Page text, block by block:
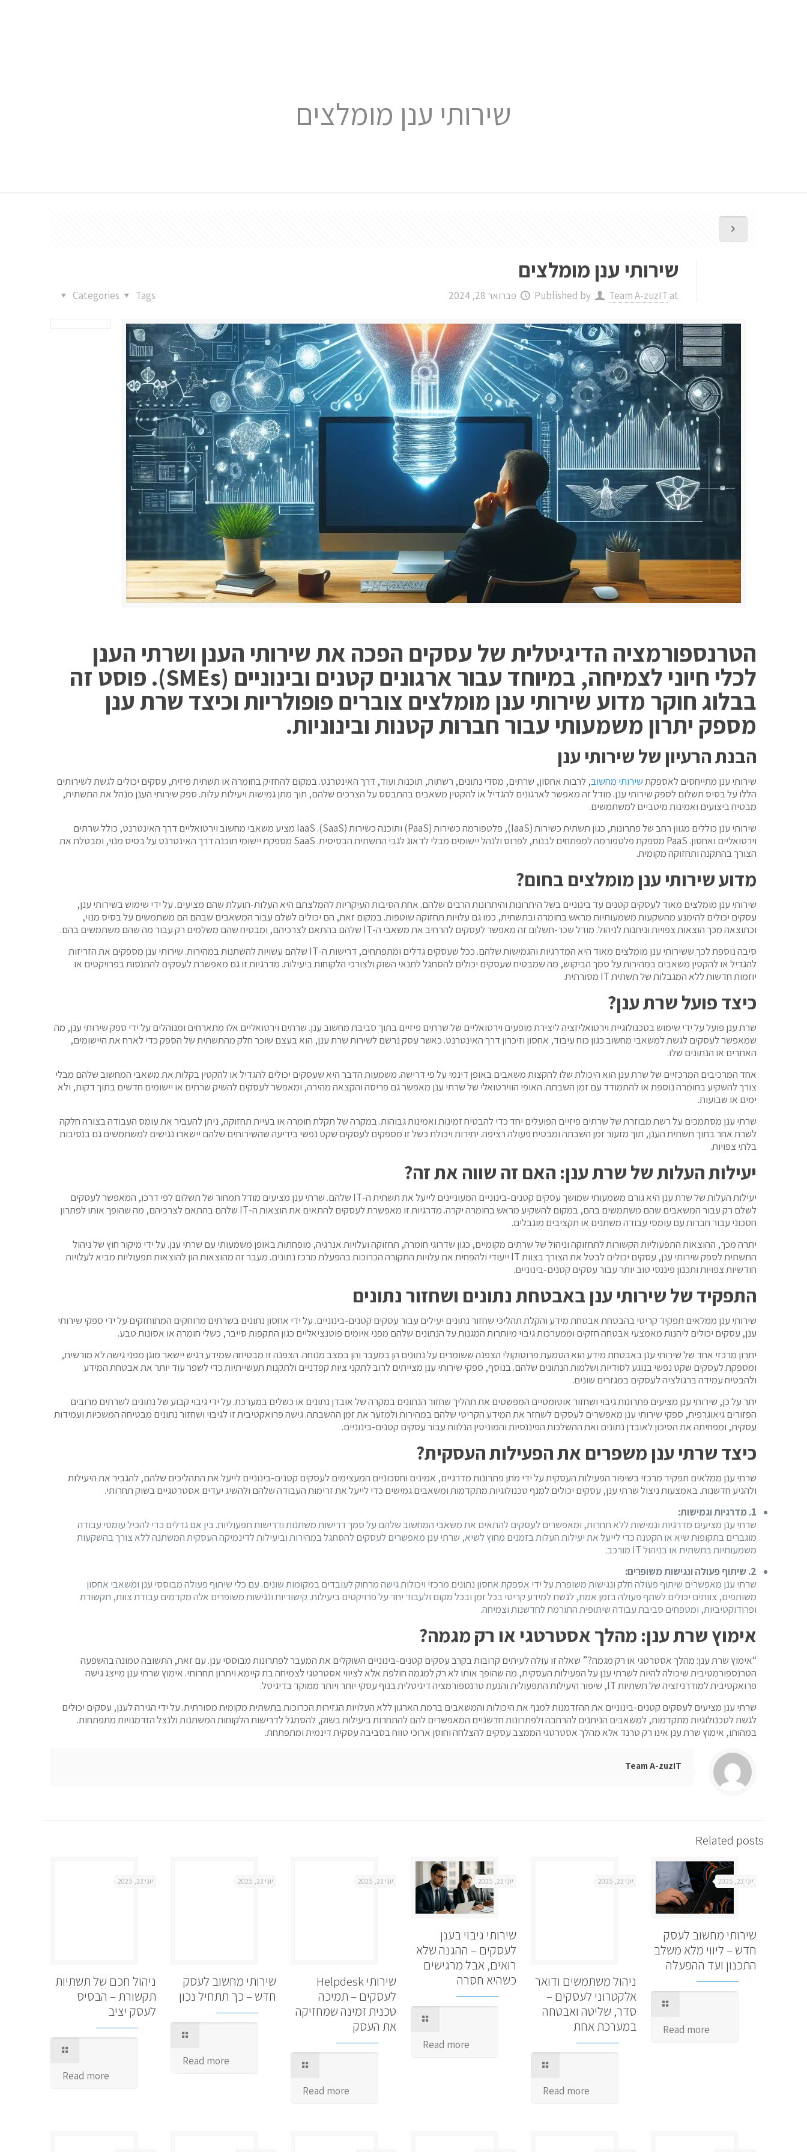
שירותי ענן מומלצים
שירותי ענן מומלצים
Published by Team A-zuzIT at פברואר 28, 2024 Categories Tags
הטרנספורמציה הדיגיטלית של עסקים הפכה את שירותי הענן ושרתי הענן
לכלי חיוני לצמיחה, במיוחד עבור ארגונים קטנים ובינוניים (SMEs). פוסט זה
בבלוג חוקר מדוע שירותי ענן מומלצים צוברים פופולריות וכיצד שרת ענן
מספק יתרון משמעותי עבור חברות קטנות ובינוניות.
הבנת הרעיון של שירותי ענן
שירותי ענן מתייחסים לאספקתשירותי מחשוב, לרבות אחסון, שרתים, מסדי נתונים, רשתות, תוכנות ועוד, דרך האינטרנט. במקום להחזיק בחומרה או תשתית פיזית, עסקים יכולים לגשת לשירותים
הללו על בסיס תשלום לספק שירותי ענן. מודל זה מאפשר לארגונים להגדיל או להקטין משאבים בהתבסס על הצרכים שלהם, תוך מתן גמישות ויעילות עלות. ספק שירותי הענן מנהל את התשתית,
מבטיח ביצועים ואמינות מיטביים למשתמשים.
שירותי ענן כוללים מגוון רחב של פתרונות, כגון תשתית כשירות (IaaS), פלטפורמה כשירות (PaaS) ותוכנה כשירות (SaaS). IaaS מציע משאבי מחשוב וירטואליים דרך האינטרנט, כולל שרתים
וירטואליים ואחסון. PaaS מספקת פלטפורמה למפתחים לבנות, לפרוס ולנהל יישומים מבלי לדאוג לגבי התשתית הבסיסית. SaaS מספקת יישומי תוכנה דרך האינטרנט על בסיס מנוי, ומבטלת את
הצורך בהתקנה ותחזוקה מקומית.
מדוע שירותי ענן מומלצים בחום?
שירותי ענן מומלצים מאוד לעסקים קטנים עד בינוניים בשל היתרונות והיתרונות הרבים שלהם. אחת הסיבות העיקריות להמלצתם היא העלות-תועלת שהם מציעים. על ידי שימוש בשירותי ענן,
עסקים יכולים להימנע מהשקעות משמעותיות מראש בחומרה ובתשתית, כמו גם עלויות תחזוקה שוטפות. במקום זאת, הם יכולים לשלם עבור המשאבים שבהם הם משתמשים על בסיס מנוי,
וכתוצאה מכך הוצאות צפויות וניתנות לניהול. מודל שכר-תשלום זה מאפשר לעסקים להרחיב את משאבי ה-IT שלהם בהתאם לצרכיהם, ומבטיח שהם משלמים רק עבור מה שהם משתמשים בהם.
סיבה נוספת לכך ששירותי ענן מומלצים מאוד היא המדרגיות והגמישות שלהם. ככל שעסקים גדלים ומתפתחים, דרישות ה-IT שלהם עשויות להשתנות במהירות. שירותי ענן מספקים את הזריזות
להגדיל או להקטין משאבים במהירות על סמך הביקוש, מה שמבטיח שעסקים יכולים להסתגל לתנאי השוק ולצורכי הלקוחות ביעילות. מדרגיות זו גם מאפשרת לעסקים להתנסות בפרויקטים או
יוזמות חדשות ללא המגבלות של תשתית IT מסורתית.
כיצד פועל שרת ענן?
שרת ענן פועל על ידי שימוש בטכנולוגיית וירטואליזציה ליצירת מופעים וירטואליים של שרתים פיזיים בתוך סביבת מחשוב ענן. שרתים וירטואליים אלו מתארחים ומנוהלים על ידי ספק שירותי ענן, מה
שמאפשר לעסקים לגשת למשאבי מחשוב כגון כוח עיבוד, אחסון וזיכרון דרך האינטרנט. כאשר עסק נרשם לשירות שרת ענן, הוא בעצם שוכר חלק מהתשתית של הספק כדי לארח את היישומים,
האתרים או הנתונים שלו.
אחד המרכיבים המרכזיים של שרת ענן הוא היכולת שלו להקצות משאבים באופן דינמי על פי דרישה. משמעות הדבר היא שעסקים יכולים להגדיל או להקטין בקלות את משאבי המחשוב שלהם מבלי
צורך להשקיע בחומרה נוספת או להתמודד עם זמן השבתה. האופי הווירטואלי של שרתי ענן מאפשר גם פריסה והקצאה מהירה, ומאפשר לעסקים להשיק שרתים או יישומים חדשים בתוך דקות, ולא
ימים או שבועות.
שרתי ענן מסתמכים על רשת מבוזרת של שרתים פיזיים הפועלים יחד כדי להבטיח זמינות ואמינות גבוהות. במקרה של תקלת חומרה או בעיית תחזוקה, ניתן להעביר את עומס העבודה בצורה חלקה
לשרת אחר בתוך תשתית הענן, תוך מזעור זמן השבתה ומבטיח פעולה רציפה. יתירות ויכולת כשל זו מספקים לעסקים שקט נפשי בידיעה שהשירותים שלהם יישארו נגישים למשתמשים גם בנסיבות
בלתי צפויות.
יעילות העלות של שרת ענן: האם זה שווה את זה?
יעילות העלות של שרת ענן היא גורם משמעותי שמושך עסקים קטנים-בינוניים המעוניינים לייעל את תשתית ה-IT שלהם. שרתי ענן מציעים מודל תמחור של תשלום לפי דרכו, המאפשר לעסקים
לשלם רק עבור המשאבים שהם משתמשים בהם, במקום להשקיע מראש בחומרה יקרה. מדרגיות זו מאפשרת לעסקים להתאים את הוצאות ה-IT שלהם בהתאם לצרכיהם, מה שהופך אותו לפתרון
חסכוני עבור חברות עם עומסי עבודה משתנים או תקציבים מוגבלים.
יתרה מכך, ההוצאות התפעוליות הקשורות לתחזוקה וניהול של שרתים מקומיים, כגון שדרוגי חומרה, תחזוקה ועלויות אנרגיה, מופחתות באופן משמעותי עם שרתי ענן. על ידי מיקור חוץ של ניהול
התשתית לספק שירותי ענן, עסקים יכולים לבטל את הצורך בצוות IT ייעודי ולהפחית את עלויות התקורה הכרוכות בהפעלת מרכז נתונים. מעבר זה מהוצאות הון להוצאות תפעוליות מביא לעלויות
חודשיות צפויות ותכנון פיננסי טוב יותר עבור עסקים קטנים-בינוניים.
התפקיד של שירותי ענן באבטחת נתונים ושחזור נתונים
שירותי ענן ממלאים תפקיד קריטי בהבטחת אבטחת מידע והקלת תהליכי שחזור נתונים יעילים עבור עסקים קטנים-בינוניים. על ידי אחסון נתונים בשרתים מרוחקים המתוחזקים על ידי ספקי שירותי
ענן, עסקים יכולים ליהנות מאמצעי אבטחה חזקים וממערכות גיבוי מיותרות המגנות על הנתונים שלהם מפני איומים פוטנציאליים כגון התקפות סייבר, כשלי חומרה או אסונות טבע.
יתרון מרכזי אחד של שירותי ענן באבטחת מידע הוא הטמעת פרוטוקולי הצפנה ששומרים על נתונים הן במעבר והן במצב מנוחה. הצפנה זו מבטיחה שמידע רגיש יישאר מוגן מפני גישה לא מורשית,
ומספקת לעסקים שקט נפשי בנוגע לסודיות ושלמות הנתונים שלהם. בנוסף, ספקי שירותי ענן מצייתים לרוב לתקני ציות קפדניים ולתקנות תעשייתיות כדי לשפר עוד יותר את אבטחת המידע
ולהבטיח עמידה ברגולציה לעסקים במגזרים שונים.
יתר על כן, שירותי ענן מציעים פתרונות גיבוי ושחזור אוטומטיים המפשטים את תהליך שחזור הנתונים במקרה של אובדן נתונים או כשלים במערכת. על ידי גיבוי קבוע של נתונים לשרתים מרובים
הפזורים גיאוגרפית, ספקי שירותי ענן מאפשרים לעסקים לשחזר את המידע הקריטי שלהם במהירות ולמזער את זמן ההשבתה. גישה פרואקטיבית זו לגיבוי ושחזור נתונים מבטיחה המשכיות ועמידות
עסקית, ומפחיתה את הסיכון לאובדן נתונים ואת ההשלכות הפיננסיות והמוניטין הנלוות עבור עסקים קטנים-בינוניים.
כיצד שרתי ענן משפרים את הפעילות העסקית?
שרתי ענן ממלאים תפקיד מרכזי בשיפור הפעילות העסקית על ידי מתן פתרונות מדרגיים, אמינים וחסכוניים המעצימים לעסקים קטנים-בינוניים לייעל את התהליכים שלהם, להגביר את היעילות
ולהניע חדשנות. באמצעות ניצול שרתי ענן, עסקים יכולים למנף טכנולוגיות מתקדמות ומשאבים גמישים כדי לייעל את זרימות העבודה שלהם ולהשיג יעדים אסטרטגיים בשוק תחרותי.
1. מדרגיותוגמישות:
שרתי ענן מציעים מדרגיות וגמישות ללא תחרות, ומאפשרים לעסקים להתאים את משאבי המחשוב שלהם על סמך דרישות משתנות ודרישות תפעוליות. בין אם גדלים כדי להכיל עומסי עבודה
מוגברים בתקופות שיא או הקטנה כדי לייעל את יעילות העלות בזמנים מחוץ לשיא, שרתי ענן מאפשרים לעסקים להסתגל במהירות וביעילות לדינמיקה העסקית המשתנה ללא צורך בהשקעות
משמעותיות בתשתית או בניהול IT מורכב.
2. שיתוף פעולה ונגישותמשופרים:
שרתי ענן מאפשרים שיתוף פעולה חלק ונגישות משופרת על ידי אספקת אחסון נתונים מרכזי ויכולות גישה מרחוק לעובדים במקומות שונים. עם כלי שיתוף פעולה מבוססי ענן ומשאבי אחסון
משותפים, צוותים יכולים לשתף פעולה בזמן אמת, לגשת למידע קריטי בכל זמן ובכל מקום ולעבוד יחד על פרויקטים ביעילות. קישוריות ונגישות משופרים אלה מקדמים עבודת צוות, תקשורת
ופרודוקטיביות, ומטפחים סביבת עבודה שיתופית התורמת לחדשנות וצמיחה.
אימוץ שרת ענן: מהלך אסטרטגי או רק מגמה?
“אימוץ שרת ענן: מהלך אסטרטגי או רק מגמה?” שאלה זו עולה לעיתים קרובות בקרב עסקים קטנים-בינוניים השוקלים את המעבר לפתרונות מבוססי ענן. עם זאת, התשובה טמונה בהשפעה
הטרנספורמטיבית שיכולה להיות לשרתי ענן על הפעילות העסקית, מה שהופך אותו לא רק למגמה חולפת אלא לציווי אסטרטגי לצמיחה בת קיימא ויתרון תחרותי. אימוץ שרתי ענן מייצג גישה
פרואקטיבית למודרניזציה של תשתיות IT, שיפור היעילות התפעולית והנעת טרנספורמציה דיגיטלית בנוף עסקי יותר ויותר ממוקד בדיגיטל.
שרתי ענן מציעים לעסקים קטנים-בינוניים את ההזדמנות למנף את היכולות והמשאבים ברמת הארגון ללא העלויות הגזירות הכרוכות בתשתית מקומית מסורתית. על ידי הגירה לענן, עסקים יכולים
לגשת לטכנולוגיות מתקדמות, למשאבים הניתנים להרחבה ולפתרונות חדשניים המאפשרים להם להתחרות ביעילות בשוק, להסתגל לדרישות הלקוחות המשתנות ולנצל הזדמנויות מתפתחות.
במהותו, אימוץ שרת ענן אינו רק טרנד אלא מהלך אסטרטגי הממצב עסקים להצלחה וחוסן ארוכי טווח בסביבה עסקית דינמית ומתפתחת.
Team A-zuzIT
Related posts
יוני 23, 2025
שירותי מחשוב לעסק
חדש – ליווי מלא משלב
התכנון ועד ההפעלה
Read more
יוני 23, 2025
ניהול משתמשים ודואר
אלקטרוני לעסקים –
סדר, שליטה ואבטחה
במערכת אחת
Read more
יוני 23, 2025
שירותי גיבוי בענן
לעסקים – ההגנה שלא
רואים, אבל מרגישים
כשהיא חסרה
Read more
יוני 23, 2025
שירותי Helpdesk
לעסקים – תמיכה
טכנית זמינה שמחזיקה
את העסק
Read more
יוני 23, 2025
שירותי מחשוב לעסק
חדש – כך תתחיל נכון
Read more
יוני 23, 2025
ניהול חכם של תשתיות
תקשורת – הבסיס
לעסק יציב
Read more